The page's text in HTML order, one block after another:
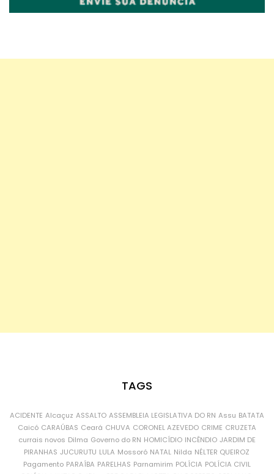
TAGS
ACIDENTE Alcaçuz ASSALTO ASSEMBLEIA LEGISLATIVA DO RN Assu BATATA
Caicó CARAÚBAS Ceará CHUVA CORONEL AZEVEDO CRIME CRUZETA
currais novos Dilma Governo do RN HOMICÍDIO INCÊNDIO JARDIM DE
PIRANHAS JUCURUTU LULA Mossoró NATAL Nilda NÉLTER QUEIROZ
Pagamento PARAÍBA PARELHAS Parnamirim POLÍCIA POLÍCIA CIVIL